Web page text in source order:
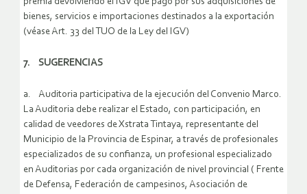
bienes, servicios e importaciones destinados a la exportación
(véase Art. 33 del TUO de la Ley del IGV)
7. SUGERENCIAS
a. Auditoria participativa de la ejecución del Convenio Marco.
La Auditoria debe realizar el Estado, con participación, en
calidad de veedores de Xstrata Tintaya, representante del
Municipio de la Provincia de Espinar, a través de profesionales
especializados de su confianza, un profesional especializado
en Auditorias por cada organización de nivel provincial ( Frente
de Defensa, Federación de campesinos, Asociación de